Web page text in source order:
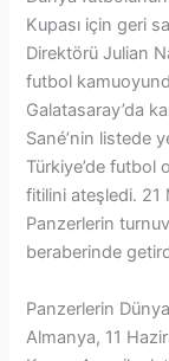
Kupası için geri
Direktörü Julian
futbol
Galatasaray’da
Sané’nin listede
Türkiye’de futbol
fitilini ateşledi. 21
Panzerlerin
beraberinde
Panzerlerin
Almanya, 11